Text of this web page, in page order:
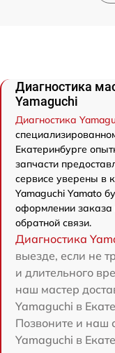
Диагностика
Yamaguchi
Диагностика
Екатеринбурге
запчасти
сервисе уверены в
Yamaguchi Yamato
оформлении заказа
обратной связи.
Диагностика
выезде, если не
и длительного
наш мастер
Yamaguchi в
Позвоните и наш
Yamaguchi в